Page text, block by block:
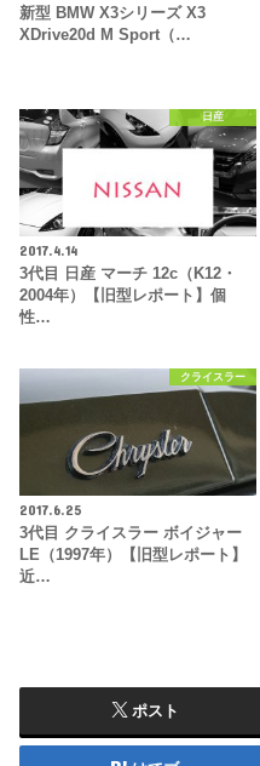
新型 BMW X3シリーズ X3
XDrive20d M Sport（…
日産
2017.4.14
3代目 日産 マーチ 12c（K12・
2004年）【旧型レポート】個
性…
クライスラー
2017.6.25
3代目 クライスラー ボイジャー
LE（1997年）【旧型レポート】
近…
ポスト